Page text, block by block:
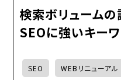
検索ボリュームの
SEOに強いキー
SEO WEBリニューアル